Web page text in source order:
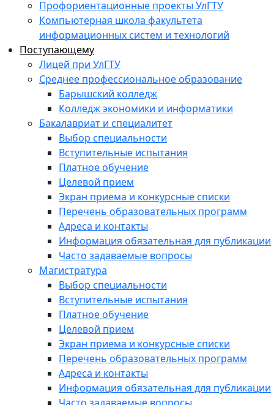
Профориентационные проекты УлГТУ
Компьютерная школа факультета
информационных систем и технологий
Поступающему
Лицей при УлГТУ
Среднее профессиональное образование
Барышский колледж
Колледж экономики и информатики
Бакалавриат и специалитет
Выбор специальности
Вступительные испытания
Платное обучение
Целевой прием
Экран приема и конкурсные списки
Перечень образовательных программ
Адреса и контакты
Информация обязательная для публикации
Часто задаваемые вопросы
Магистратура
Выбор специальности
Вступительные испытания
Платное обучение
Целевой прием
Экран приема и конкурсные списки
Перечень образовательных программ
Адреса и контакты
Информация обязательная для публикации